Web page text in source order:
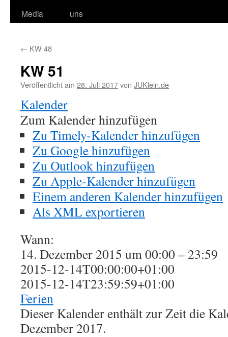
Media
uns
← KW 48
KW 51
Veröffentlicht am 28. Juli 2017von JUKlein.de
Kalender
Zum Kalender hinzufügen
Zu Timely-Kalender hinzufügen
Zu Google hinzufügen
Zu Outlook hinzufügen
Zu Apple-Kalender hinzufügen
Einem anderen Kalender hinzufügen
Als XML exportieren
Wann:
14. Dezember 2015 um 00:00 – 23:59
2015-12-14T00:00:00+01:00
2015-12-14T23:59:59+01:00
Ferien
Dieser Kalender enthält zur Zeit die
Dezember 2017.